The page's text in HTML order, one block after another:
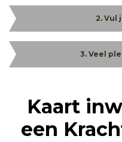
2. Vul
3. Veel
Kaart
een